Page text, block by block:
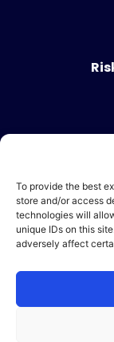
To provide the best
store and/or access
technologies will
unique IDs on this
adversely affect